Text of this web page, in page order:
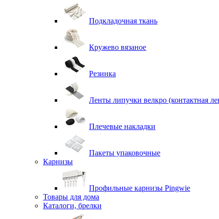
Подкладочная ткань
Кружево вязаное
Резинка
Ленты липучки велкро (контактная
Плечевые накладки
Пакеты упаковочные
Карнизы
Профильные карнизы Pingwie
Товары для дома
Каталоги, брелки